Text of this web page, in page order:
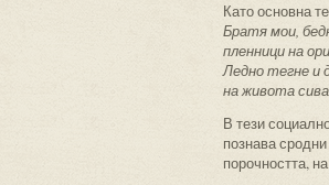
Като основна
Братя мои,
пленници на
Ледно тегне и
на живота
В тези
познава
порочността,